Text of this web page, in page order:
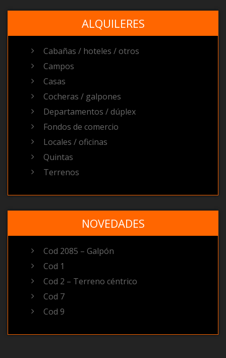
ALQUILERES
Cabañas / hoteles / otros
Campos
Casas
Cocheras / galpones
Departamentos / dúplex
Fondos de comercio
Locales / oficinas
Quintas
Terrenos
NOVEDADES
Cod 2085 – Galpón
Cod 1
Cod 2 – Terreno céntrico
Cod 7
Cod 9